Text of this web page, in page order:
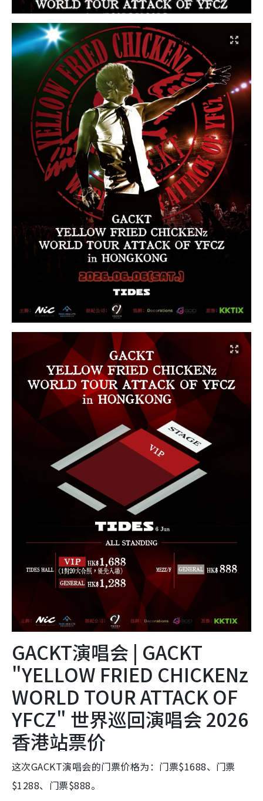
GACKT演唱会 | GACKT
"YELLOW FRIED CHICKENz
WORLD TOUR ATTACK OF
YFCZ" 世界巡回演唱会 2026
香港站票价
这次GACKT演唱会的门票价格为：门票$1688、门票
$1288、门票$888。